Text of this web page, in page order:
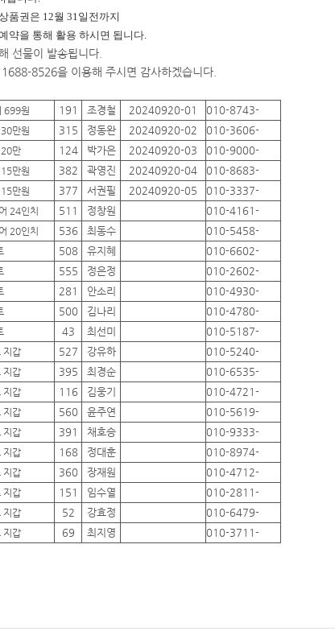
품권은 12월 31일전까지
약을 통해 활용 하시면 됩니다.
선물이 발송됩니다.
8526을 이용해 주시면 감사하겠습니다.
699원 191 조경철 20240920-01
010-8743-
만원 315 정동완 20240920-02
010-3606-
20만 124 박가은 20240920-03
010-9000-
만원 382 곽영진 20240920-04
010-8683-
만원 377 서권필 20240920-05
010-3337-
24인치 511 정창원
010-4161-
20인치 536 최동수
010-5458-
508 유지혜
010-6602-
555 정은정
010-2602-
281 안소리
010-4930-
500 김나리
010-4780-
43 최선미
010-5187-
지갑 527 강유하
010-5240-
지갑 395 최경순
010-6535-
지갑 116 김웅기
010-4721-
지갑 560 윤주연
010-5619-
지갑 391 채호승
010-9333-
지갑 168 정대훈
010-8974-
지갑 360 장재원
010-4712-
지갑 151 임수열
010-2811-
지갑 52 강효정
010-6479-
지갑 69 최지영 010-3711-